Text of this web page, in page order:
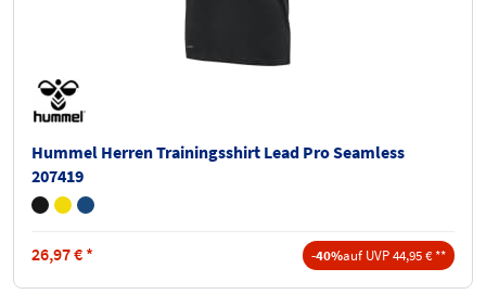
Hummel Herren Trainingsshirt Lead Pro Seamless
207419
26,97€ * -40%auf UVP 44,95 € **